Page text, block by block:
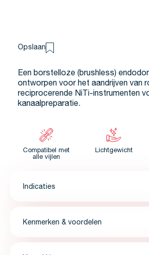
Opslaan
Een borstelloze (brushless)
ontworpen voor het aandrijven van
reciprocerende NiTi-instrumenten
kanaalpreparatie.
Compatibel met
alle vijlen
Lichtgewicht
Indicaties
Kenmerken & voordelen